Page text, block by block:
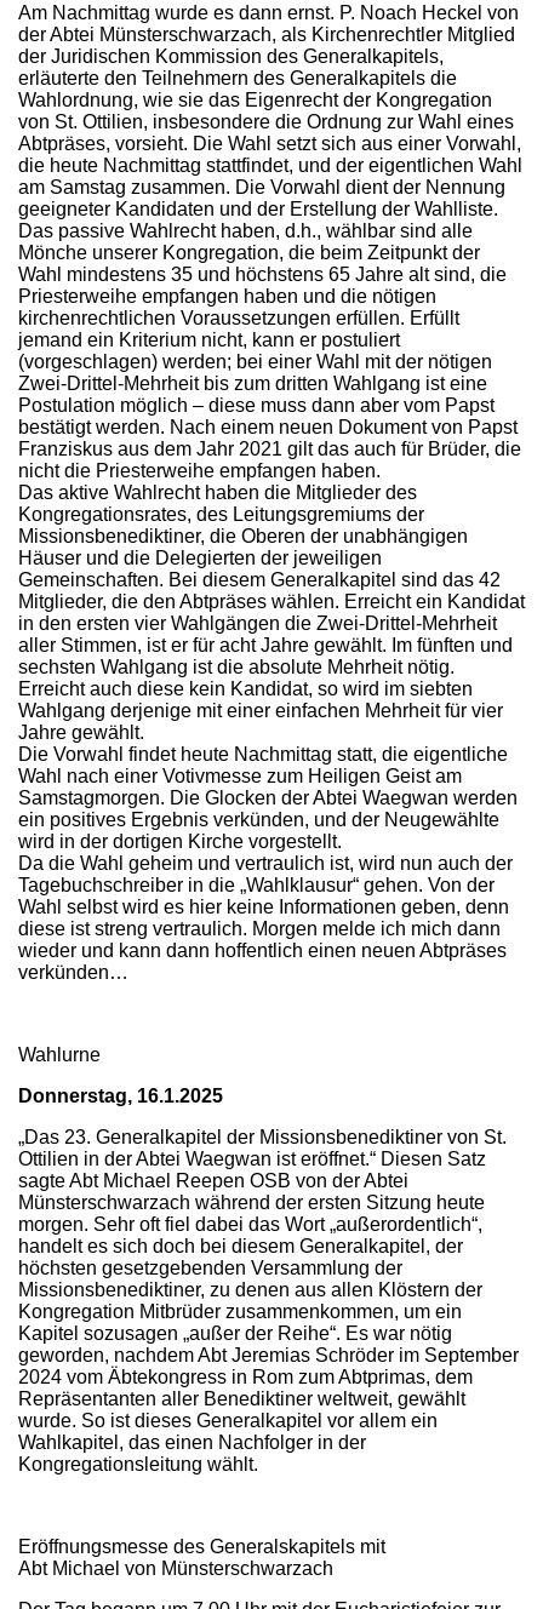
Am Nachmittag wurde es dann ernst. P. Noach Heckel von
der Abtei Münsterschwarzach, als Kirchenrechtler Mitglied
der Juridischen Kommission des Generalkapitels,
erläuterte den Teilnehmern des Generalkapitels die
Wahlordnung, wie sie das Eigenrecht der Kongregation
von St. Ottilien, insbesondere die Ordnung zur Wahl eines
Abtpräses, vorsieht. Die Wahl setzt sich aus einer Vorwahl,
die heute Nachmittag stattfindet, und der eigentlichen Wahl
am Samstag zusammen. Die Vorwahl dient der Nennung
geeigneter Kandidaten und der Erstellung der Wahlliste.
Das passive Wahlrecht haben, d.h., wählbar sind alle
Mönche unserer Kongregation, die beim Zeitpunkt der
Wahl mindestens 35 und höchstens 65 Jahre alt sind, die
Priesterweihe empfangen haben und die nötigen
kirchenrechtlichen Voraussetzungen erfüllen. Erfüllt
jemand ein Kriterium nicht, kann er postuliert
(vorgeschlagen) werden; bei einer Wahl mit der nötigen
Zwei-Drittel-Mehrheit bis zum dritten Wahlgang ist eine
Postulation möglich – diese muss dann aber vom Papst
bestätigt werden. Nach einem neuen Dokument von Papst
Franziskus aus dem Jahr 2021 gilt das auch für Brüder, die
nicht die Priesterweihe empfangen haben.
Das aktive Wahlrecht haben die Mitglieder des
Kongregationsrates, des Leitungsgremiums der
Missionsbenediktiner, die Oberen der unabhängigen
Häuser und die Delegierten der jeweiligen
Gemeinschaften. Bei diesem Generalkapitel sind das 42
Mitglieder, die den Abtpräses wählen. Erreicht ein Kandidat
in den ersten vier Wahlgängen die Zwei-Drittel-Mehrheit
aller Stimmen, ist er für acht Jahre gewählt. Im fünften und
sechsten Wahlgang ist die absolute Mehrheit nötig.
Erreicht auch diese kein Kandidat, so wird im siebten
Wahlgang derjenige mit einer einfachen Mehrheit für vier
Jahre gewählt.
Die Vorwahl findet heute Nachmittag statt, die eigentliche
Wahl nach einer Votivmesse zum Heiligen Geist am
Samstagmorgen. Die Glocken der Abtei Waegwan werden
ein positives Ergebnis verkünden, und der Neugewählte
wird in der dortigen Kirche vorgestellt.
Da die Wahl geheim und vertraulich ist, wird nun auch der
Tagebuchschreiber in die „Wahlklausur“ gehen. Von der
Wahl selbst wird es hier keine Informationen geben, denn
diese ist streng vertraulich. Morgen melde ich mich dann
wieder und kann dann hoffentlich einen neuen Abtpräses
verkünden…
Wahlurne
Donnerstag, 16.1.2025
„Das 23. Generalkapitel der Missionsbenediktiner von St.
Ottilien in der Abtei Waegwan ist eröffnet.“ Diesen Satz
sagte Abt Michael Reepen OSB von der Abtei
Münsterschwarzach während der ersten Sitzung heute
morgen. Sehr oft fiel dabei das Wort „außerordentlich“,
handelt es sich doch bei diesem Generalkapitel, der
höchsten gesetzgebenden Versammlung der
Missionsbenediktiner, zu denen aus allen Klöstern der
Kongregation Mitbrüder zusammenkommen, um ein
Kapitel sozusagen „außer der Reihe“. Es war nötig
geworden, nachdem Abt Jeremias Schröder im September
2024 vom Äbtekongress in Rom zum Abtprimas, dem
Repräsentanten aller Benediktiner weltweit, gewählt
wurde. So ist dieses Generalkapitel vor allem ein
Wahlkapitel, das einen Nachfolger in der
Kongregationsleitung wählt.
Eröffnungsmesse des Generalskapitels mit
Abt Michael von Münsterschwarzach